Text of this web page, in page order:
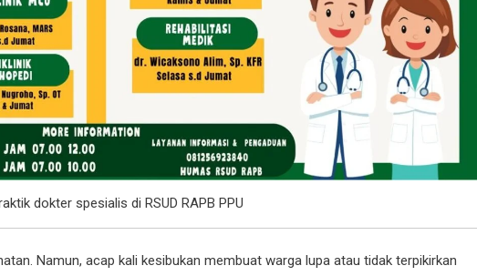
dokter spesialis di RSUD RAPB PPU
Namun, acap kali kesibukan membuat warga lupa atau tidak terpikirkan